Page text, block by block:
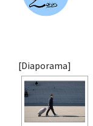
[Diaporama]